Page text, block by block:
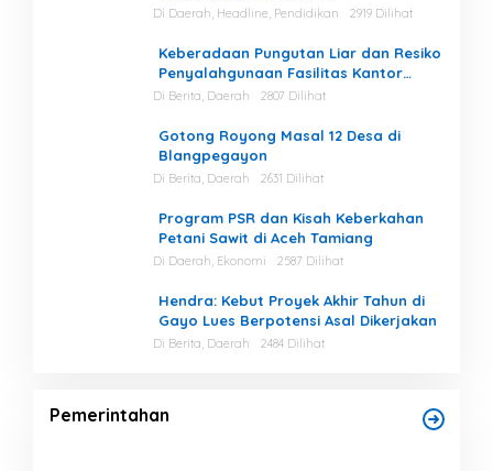
Di Daerah, Headline, Pendidikan 2919 Dilihat
Keberadaan Pungutan Liar dan Resiko
Penyalahgunaan Fasilitas Kantor
Masih Tinggi di Gayo Lues.
Di Berita, Daerah 2807 Dilihat
Gotong Royong Masal 12 Desa di
Blangpegayon
Di Berita, Daerah 2631 Dilihat
Program PSR dan Kisah Keberkahan
Petani Sawit di Aceh Tamiang
Di Daerah, Ekonomi 2587 Dilihat
Hendra: Kebut Proyek Akhir Tahun di
Gayo Lues Berpotensi Asal Dikerjakan
Di Berita, Daerah 2484 Dilihat
Pemerintahan